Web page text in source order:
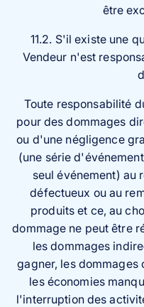
être
11.2. S'il existe une
Vendeur n'est
Toute responsabilité
pour des dommages
ou d'une négligence
(une série
seul événement) au
défectueux ou au
produits et ce, au
dommage ne peut être
les dommages
gagner, les dommages
les économies
l'interruption des